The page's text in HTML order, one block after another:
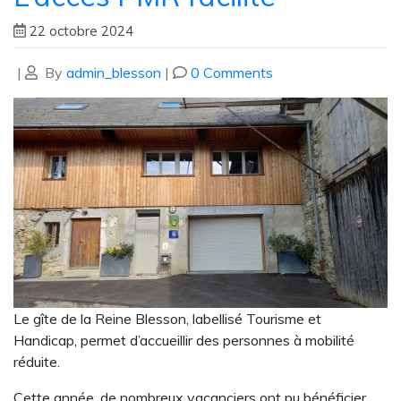
22 octobre 2024
| By admin_blesson | 0 Comments
Le gîte de la Reine Blesson, labellisé Tourisme et
Handicap, permet d’accueillir des personnes à mobilité
réduite.